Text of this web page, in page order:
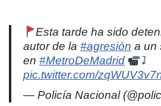
Esta tarde ha sido
autor de la #agresión a un
en #MetroDeMadrid
⤵
pic.twitter.com/
— Policía Nacional